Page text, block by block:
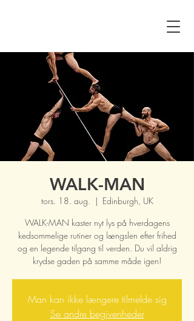
WALK-MAN
tors. 18. aug.
  |
Edinburgh, UK
WALK-MAN kaster nyt lys på hverdagens
kedsommelige rutiner og længslen efter frihed
og en legende tilgang til verden. Du vil aldrig
Man kan ikke længere tilmelde sig
Se andre begivenheder